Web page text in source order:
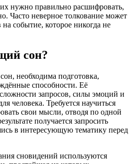
нужно правильно расшифровать,
Часто неверное толкование может
на событие, которое никогда не
сон?
необходима подготовка,
способности. Её
запросов, силы эмоций и
человека. Требуется научиться
свои мысли, отводя по одной
получается запросить
в интересующую тематику перед
сновидений используются